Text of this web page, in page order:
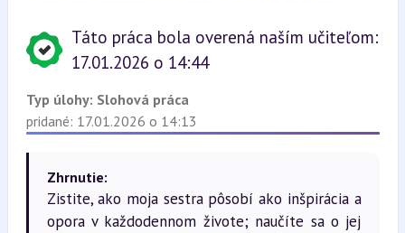
Táto práca bola overená naším učiteľom:
17.01.2026 o 14:44
Typ úlohy: Slohová práca
pridané: 17.01.2026 o 14:13
Zhrnutie:
Zistite, ako moja sestra pôsobí ako inšpirácia a
opora v každodennom živote; naučíte sa o jej